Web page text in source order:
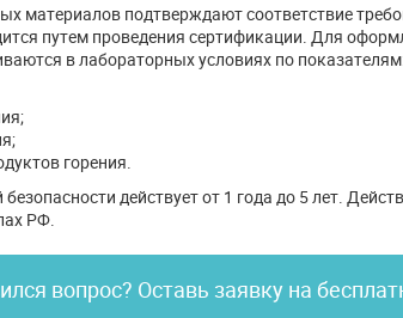
материалов подтверждают соответствие
путем проведения сертификации. Для
в лабораторных условиях по
горения.
действует от 1 года до 5 лет.
РФ.
вопрос? Оставь заявку на